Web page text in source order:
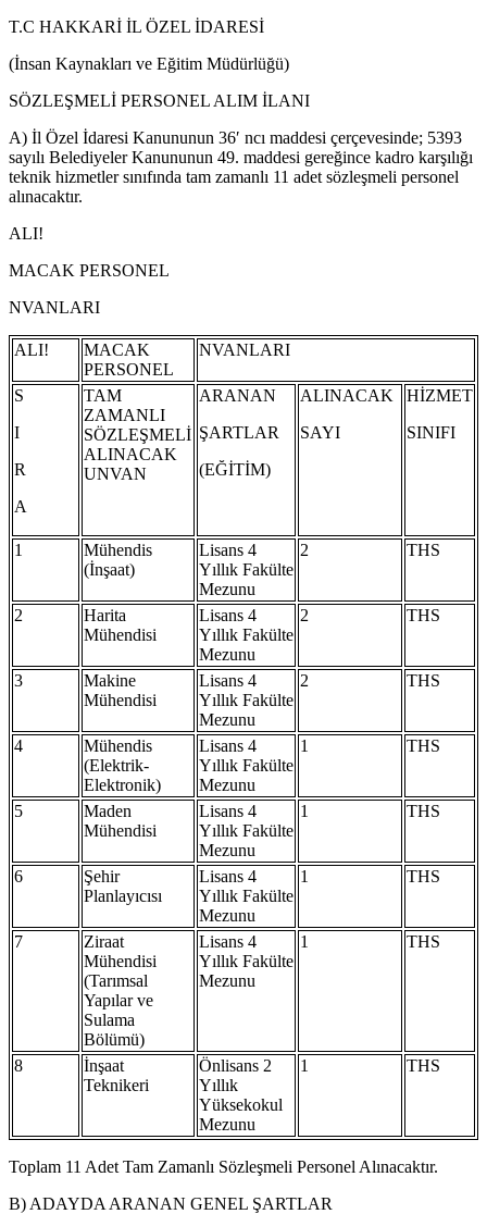
T.C HAKKARİ İL ÖZEL İDARESİ
(İnsan Kaynakları ve Eğitim Müdürlüğü)
SÖZLEŞMELİ PERSONEL ALIM İLANI
A) İl Özel İdaresi Kanununun 36′ ncı maddesi çerçevesinde; 5393
sayılı Belediyeler Kanununun 49. maddesi gereğince kadro karşılığı
teknik hizmetler sınıfında tam zamanlı 11 adet sözleşmeli personel
alınacaktır.
ALI!
MACAK PERSONEL
NVANLARI
ALI!
MACAK
PERSONEL
NVANLARI
S
I
R
A
TAM
ZAMANLI
SÖZLEŞMELİ
ALINACAK
UNVAN
ARANAN
ŞARTLAR
(EĞİTİM)
ALINACAK
SAYI
HİZMET
SINIFI
1
Mühendis
(İnşaat)
Lisans 4
Yıllık Fakülte
Mezunu
2 THS
2
Harita
Mühendisi
Lisans 4
Yıllık Fakülte
Mezunu
2 THS
3
Makine
Mühendisi
Lisans 4
Yıllık Fakülte
Mezunu
2 THS
4
Mühendis
(Elektrik-
Elektronik)
Lisans 4
Yıllık Fakülte
Mezunu
1 THS
5
Maden
Mühendisi
Lisans 4
Yıllık Fakülte
Mezunu
1 THS
6
Şehir
Planlayıcısı
Lisans 4
Yıllık Fakülte
Mezunu
1 THS
7
Ziraat
Mühendisi
(Tarımsal
Yapılar ve
Sulama
Bölümü)
Lisans 4
Yıllık Fakülte
Mezunu
1 THS
8
İnşaat
Teknikeri
Önlisans 2
Yıllık
Yüksekokul
Mezunu
1 THS
Toplam 11 Adet Tam Zamanlı Sözleşmeli Personel Alınacaktır.
B) ADAYDA ARANAN GENEL ŞARTLAR